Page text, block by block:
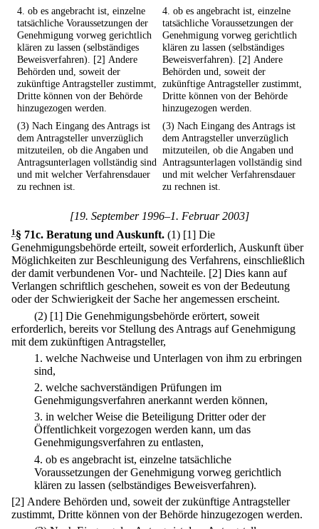
4. ob es angebracht ist, einzelne
tatsächliche Voraussetzungen der
Genehmigung vorweg gerichtlich
klären zu lassen (selbständiges
Beweisverfahren). [2] Andere
Behörden und, soweit der
zukünftige Antragsteller zustimmt,
Dritte können von der Behörde
hinzugezogen werden.
4. ob es angebracht ist, einzelne
tatsächliche Voraussetzungen der
Genehmigung vorweg gerichtlich
klären zu lassen (selbständiges
Beweisverfahren). [2] Andere
Behörden und, soweit der
zukünftige Antragsteller zustimmt,
Dritte können von der Behörde
hinzugezogen werden.
(3) Nach Eingang des Antrags ist
dem Antragsteller unverzüglich
mitzuteilen, ob die Angaben und
Antragsunterlagen vollständig sind
und mit welcher Verfahrensdauer
zu rechnen ist.
(3) Nach Eingang des Antrags ist
dem Antragsteller unverzüglich
mitzuteilen, ob die Angaben und
Antragsunterlagen vollständig sind
und mit welcher Verfahrensdauer
zu rechnen ist.
[19. September 1996–1. Februar 2003]
1§ 71c. Beratung und Auskunft. (1) [1] Die
Genehmigungsbehörde erteilt, soweit erforderlich, Auskunft über
Möglichkeiten zur Beschleunigung des Verfahrens, einschließlich
der damit verbundenen Vor- und Nachteile. [2] Dies kann auf
Verlangen schriftlich geschehen, soweit es von der Bedeutung
oder der Schwierigkeit der Sache her angemessen erscheint.
(2) [1] Die Genehmigungsbehörde erörtert, soweit
erforderlich, bereits vor Stellung des Antrags auf Genehmigung
mit dem zukünftigen Antragsteller,
1. welche Nachweise und Unterlagen von ihm zu erbringen
sind,
2. welche sachverständigen Prüfungen im
Genehmigungsverfahren anerkannt werden können,
3. in welcher Weise die Beteiligung Dritter oder der
Öffentlichkeit vorgezogen werden kann, um das
Genehmigungsverfahren zu entlasten,
4. ob es angebracht ist, einzelne tatsächliche
Voraussetzungen der Genehmigung vorweg gerichtlich
klären zu lassen (selbständiges Beweisverfahren).
[2] Andere Behörden und, soweit der zukünftige Antragsteller
zustimmt, Dritte können von der Behörde hinzugezogen werden.